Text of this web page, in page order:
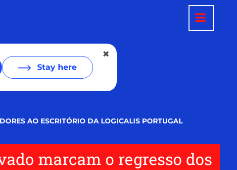
Stay here
AO ESCRITÓRIO DA LOGICALIS PORTUGAL
marcam o regresso dos